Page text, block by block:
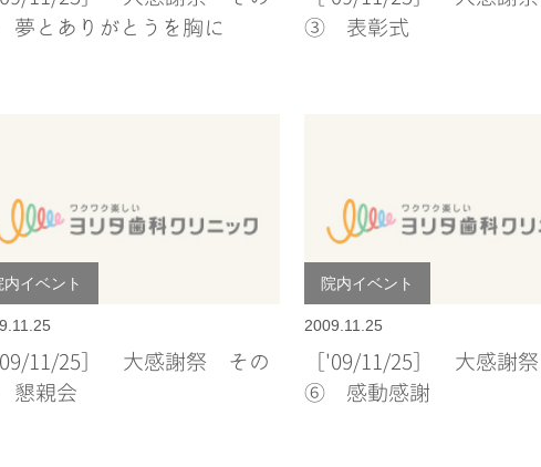
とありがとうを胸に
③ 表彰式
内イベント
'09/11/25］ 大感謝祭 その
親会
院内イベント
2009.11.25
［'09/11/25］ 大感謝
⑥ 感動感謝